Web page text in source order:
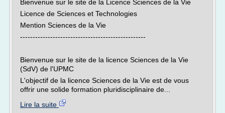
Bienvenue sur le site de la Licence Sciences de la Vie
Licence de Sciences et Technologies
Mention Sciences de la Vie
--------------------------------------------------
Bienvenue sur le site de la licence Sciences de la Vie
(SdV) de l'UPMC
L'objectif de la licence Sciences de la Vie est de vous
offrir une solide formation pluridisciplinaire de...
Lire la suite